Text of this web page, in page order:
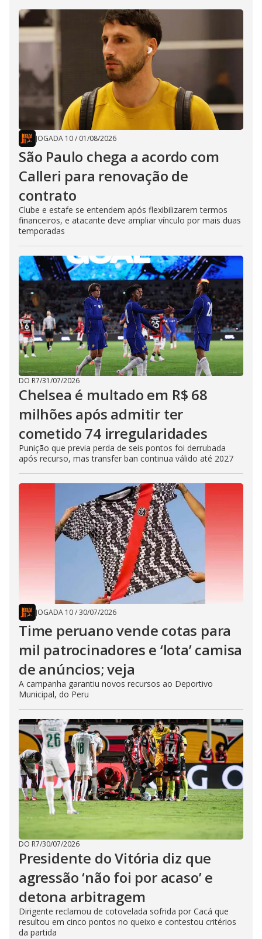
JOGADA 10/ 01/08/2026
São Paulo chega a acordo com
Calleri para renovação de
contrato
Clube e estafe se entendem após flexibilizarem termos
financeiros, e atacante deve ampliar vínculo por mais duas
temporadas
DO R7/31/07/2026
Chelsea é multado em R$ 68
milhões após admitir ter
cometido 74 irregularidades
Punição que previa perda de seis pontos foi derrubada
após recurso, mas transfer ban continua válido até 2027
JOGADA 10/30/07/2026
Time peruano vende cotas para
mil patrocinadores e ‘lota’ camisa
de anúncios; veja
A campanha garantiu novos recursos ao Deportivo
Municipal, do Peru
DO R7/30/07/2026
Presidente do Vitória diz que
agressão ‘não foi por acaso’ e
detona arbitragem
Dirigente reclamou de cotovelada sofrida por Cacá que
resultou em cinco pontos no queixo e contestou critérios
da partida